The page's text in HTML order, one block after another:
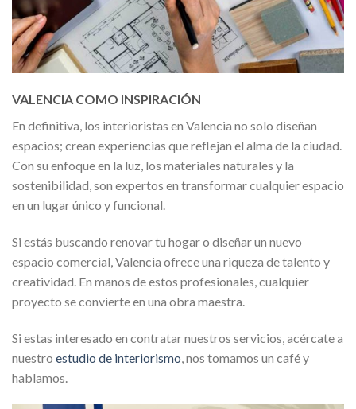
VALENCIA COMO INSPIRACIÓN
En definitiva, los interioristas en Valencia no solo diseñan
espacios; crean experiencias que reflejan el alma de la ciudad.
Con su enfoque en la luz, los materiales naturales y la
sostenibilidad, son expertos en transformar cualquier espacio
en un lugar único y funcional.
Si estás buscando renovar tu hogar o diseñar un nuevo
espacio comercial, Valencia ofrece una riqueza de talento y
creatividad. En manos de estos profesionales, cualquier
proyecto se convierte en una obra maestra.
Si estas interesado en contratar nuestros servicios, acércate a
nuestro estudio de interiorismo, nos tomamos un café y
hablamos.